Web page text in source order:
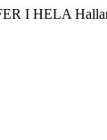
I HELA